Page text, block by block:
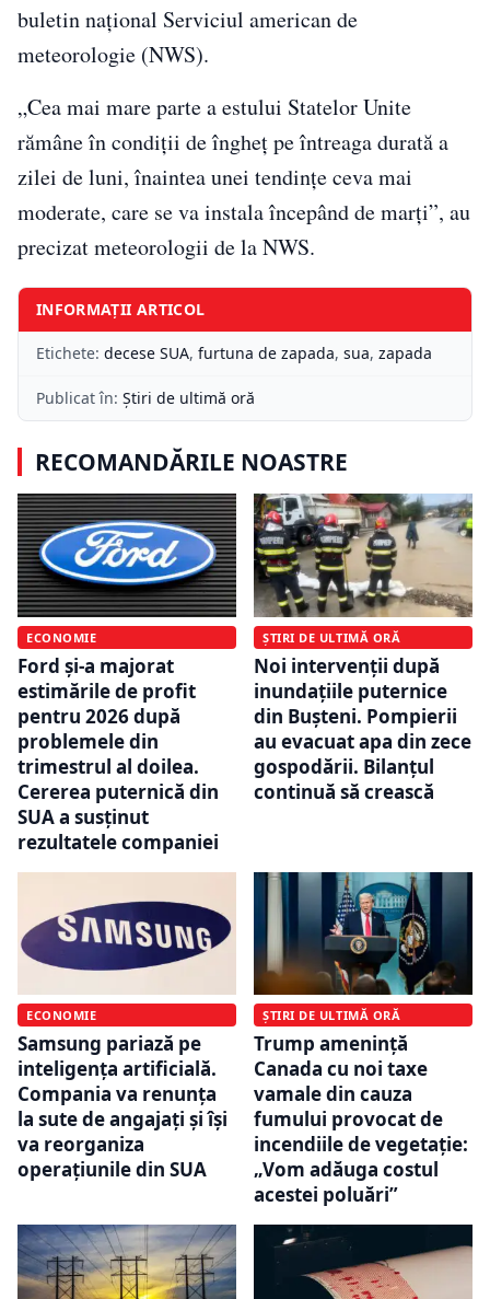
buletin naţional Serviciul american de
meteorologie (NWS).
„Cea mai mare parte a estului Statelor Unite
rămâne în condiţii de îngheţ pe întreaga durată a
zilei de luni, înaintea unei tendinţe ceva mai
moderate, care se va instala începând de marţi”, au
precizat meteorologii de la NWS.
INFORMAȚII ARTICOL
Etichete: decese SUA, furtuna de zapada, sua, zapada
Publicat în: Știri de ultimă oră
RECOMANDĂRILE NOASTRE
ECONOMIE
Ford și-a majorat
estimările de profit
pentru 2026 după
problemele din
trimestrul al doilea.
Cererea puternică din
SUA a susținut
rezultatele companiei
ȘTIRI DE ULTIMĂ ORĂ
Noi intervenții după
inundațiile puternice
din Bușteni. Pompierii
au evacuat apa din zece
gospodării. Bilanțul
continuă să crească
ECONOMIE
Samsung pariază pe
inteligența artificială.
Compania va renunța
la sute de angajați și își
va reorganiza
operațiunile din SUA
ȘTIRI DE ULTIMĂ ORĂ
Trump amenință
Canada cu noi taxe
vamale din cauza
fumului provocat de
incendiile de vegetație:
„Vom adăuga costul
acestei poluări”